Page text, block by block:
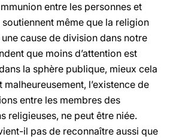
entre les personnes et
même que la religion
cause de division dans notre
que moins d’attention est
la sphère publique, mieux cela
l’existence de
entre les membres des
religieuses, ne peut être niée.
il pas de reconnaître aussi que